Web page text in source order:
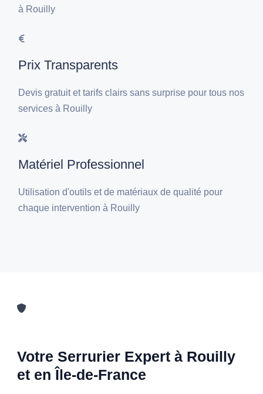
à Rouilly
Prix Transparents
Devis gratuit et tarifs clairs sans surprise pour tous nos
services à Rouilly
Matériel Professionnel
Utilisation d'outils et de matériaux de qualité pour
chaque intervention à Rouilly
Votre Serrurier Expert à Rouilly
et en Île-de-France